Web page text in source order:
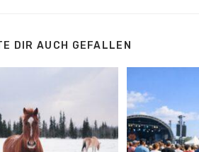
DIR AUCH GEFALLEN